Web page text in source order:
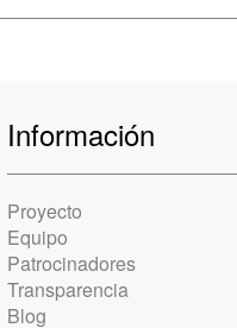
Información
Proyecto
Equipo
Patrocinadores
Transparencia
Blog